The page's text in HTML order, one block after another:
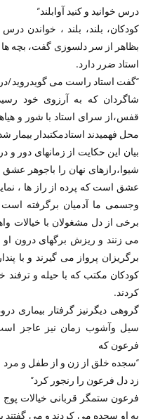
درس خوانید و کنید آوابلند”
کودکان، بلند، بلند ، خواندن
بظاهر از سر دلسوزی گفت، بچه
استاد ضرر دارد.
“گفت استاد راست می گویدروید/
شاگردان که به آرزوی خود
قفس،از سرای استاد با شور و
محل فهمیدند استادمکتبدار
بیان این حکایت از زمانهای دور و
شیوا،رازهای نهان را باجوهر
عشق است که پرده از راز ها ،
وجسمی ما آدمیان برگرفته است
برخی از دل مشغولان با خیالات
می زنند و ریزش برگهای درون او
برگریزان پرواز می گیرند و با
کودکان مکتب که با حیله و ترفند
کردند.
گروهی دیگرنیز گرفتار بیماری
سیل وآشوب زمان نیز عاجز
فرعون که
“سجده خلق از زن و از طفل و مرد
زد دل فرعون را رنجور کرد”
فرعون ستمگر قربانی خیالات
به او سجده می کردند و می